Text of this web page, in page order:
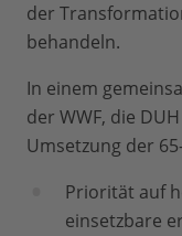
der
behandeln.
In einem
der WWF, die
Umsetzung der
Priorität auf
einsetzbare